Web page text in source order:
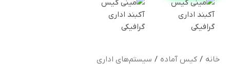
خانه / کیس آماده / سیستم‌های اداری